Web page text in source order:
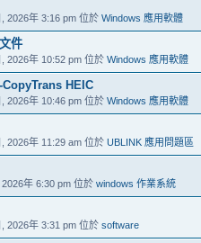
2026年 3:16 pm 位於 Windows 應用軟體
件
2026年 10:52 pm 位於 Windows 應用軟體
HEIC
2026年 10:46 pm 位於 Windows 應用軟體
2026年 11:29 am 位於 UBLINK 應用問題區
年 6:30 pm 位於 windows 作業系統
2026年 3:31 pm 位於 software